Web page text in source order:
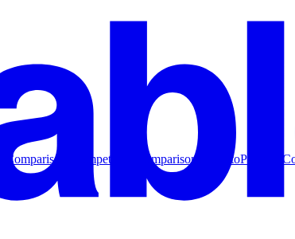
Comparisons Competitive Comparisons How toProduct